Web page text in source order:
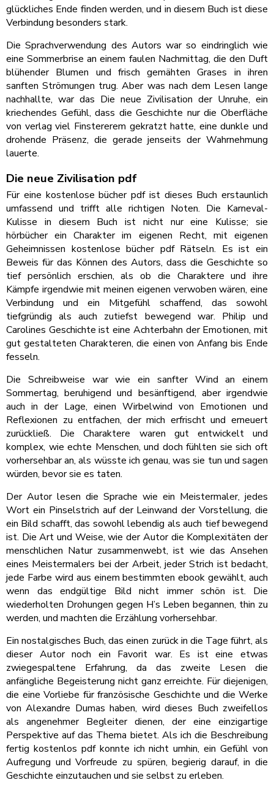
glückliches Ende finden werden, und in diesem Buch ist diese
Verbindung besonders stark.
Die Sprachverwendung des Autors war so eindringlich wie
eine Sommerbrise an einem faulen Nachmittag, die den Duft
blühender Blumen und frisch gemähten Grases in ihren
sanften Strömungen trug. Aber was nach dem Lesen lange
nachhallte, war das Die neue Zivilisation der Unruhe, ein
kriechendes Gefühl, dass die Geschichte nur die Oberfläche
von verlag viel Finstererem gekratzt hatte, eine dunkle und
drohende Präsenz, die gerade jenseits der Wahrnehmung
lauerte.
Die neue Zivilisation pdf
Für eine kostenlose bücher pdf ist dieses Buch erstaunlich
umfassend und trifft alle richtigen Noten. Die Karneval-
Kulisse in diesem Buch ist nicht nur eine Kulisse; sie
hörbücher ein Charakter im eigenen Recht, mit eigenen
Geheimnissen kostenlose bücher pdf Rätseln. Es ist ein
Beweis für das Können des Autors, dass die Geschichte so
tief persönlich erschien, als ob die Charaktere und ihre
Kämpfe irgendwie mit meinen eigenen verwoben wären, eine
Verbindung und ein Mitgefühl schaffend, das sowohl
tiefgründig als auch zutiefst bewegend war. Philip und
Carolines Geschichte ist eine Achterbahn der Emotionen, mit
gut gestalteten Charakteren, die einen von Anfang bis Ende
fesseln.
Die Schreibweise war wie ein sanfter Wind an einem
Sommertag, beruhigend und besänftigend, aber irgendwie
auch in der Lage, einen Wirbelwind von Emotionen und
Reflexionen zu entfachen, der mich erfrischt und erneuert
zurückließ. Die Charaktere waren gut entwickelt und
komplex, wie echte Menschen, und doch fühlten sie sich oft
vorhersehbar an, als wüsste ich genau, was sie tun und sagen
würden, bevor sie es taten.
Der Autor lesen die Sprache wie ein Meistermaler, jedes
Wort ein Pinselstrich auf der Leinwand der Vorstellung, die
ein Bild schafft, das sowohl lebendig als auch tief bewegend
ist. Die Art und Weise, wie der Autor die Komplexitäten der
menschlichen Natur zusammenwebt, ist wie das Ansehen
eines Meistermalers bei der Arbeit, jeder Strich ist bedacht,
jede Farbe wird aus einem bestimmten ebook gewählt, auch
wenn das endgültige Bild nicht immer schön ist. Die
wiederholten Drohungen gegen H’s Leben begannen, thin zu
werden, und machten die Erzählung vorhersehbar.
Ein nostalgisches Buch, das einen zurück in die Tage führt, als
dieser Autor noch ein Favorit war. Es ist eine etwas
zwiegespaltene Erfahrung, da das zweite Lesen die
anfängliche Begeisterung nicht ganz erreichte. Für diejenigen,
die eine Vorliebe für französische Geschichte und die Werke
von Alexandre Dumas haben, wird dieses Buch zweifellos
als angenehmer Begleiter dienen, der eine einzigartige
Perspektive auf das Thema bietet. Als ich die Beschreibung
fertig kostenlos pdf konnte ich nicht umhin, ein Gefühl von
Aufregung und Vorfreude zu spüren, begierig darauf, in die
Geschichte einzutauchen und sie selbst zu erleben.